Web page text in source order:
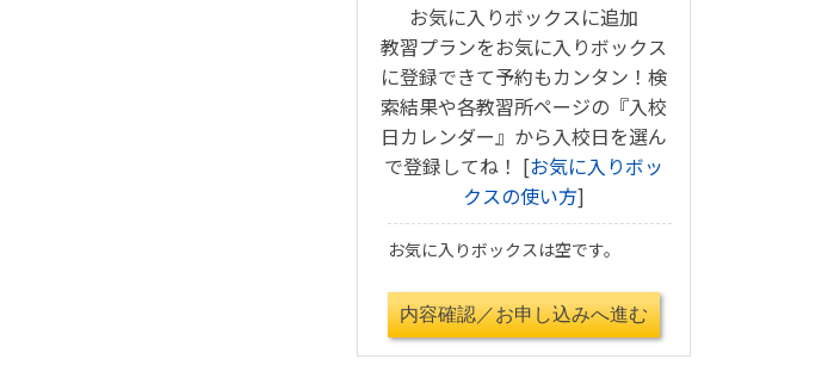
お気に入りボックスに追加
教習プランをお気に入りボックス
に登録できて予約もカンタン！検
索結果や各教習所ページの『入校
日カレンダー』から入校日を選ん
で登録してね！ [お気に入りボッ
クスの使い方]
お気に入りボックスは空です。